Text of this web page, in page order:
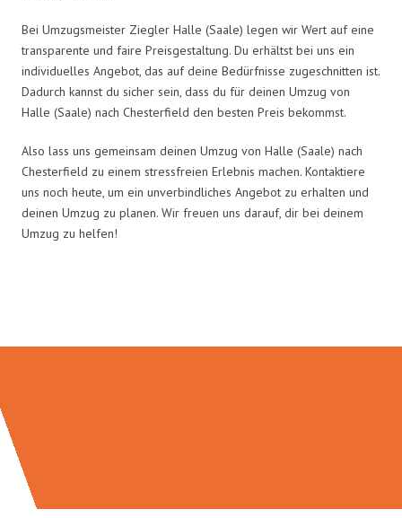
Bei Umzugsmeister Ziegler Halle (Saale) legen wir Wert auf eine
transparente und faire Preisgestaltung. Du erhältst bei uns ein
individuelles Angebot, das auf deine Bedürfnisse zugeschnitten ist.
Dadurch kannst du sicher sein, dass du für deinen Umzug von
Halle (Saale) nach Chesterfield den besten Preis bekommst.
Also lass uns gemeinsam deinen Umzug von Halle (Saale) nach
Chesterfield zu einem stressfreien Erlebnis machen. Kontaktiere
uns noch heute, um ein unverbindliches Angebot zu erhalten und
deinen Umzug zu planen. Wir freuen uns darauf, dir bei deinem
Umzug zu helfen!